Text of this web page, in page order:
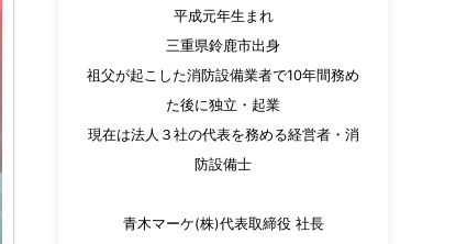
平成元年生まれ
三重県鈴鹿市出身
祖父が起こした消防設備業者で10年間務め
た後に独立・起業
現在は法人３社の代表を務める経営者・消
防設備士
青木マーケ(株)代表取締役 社長